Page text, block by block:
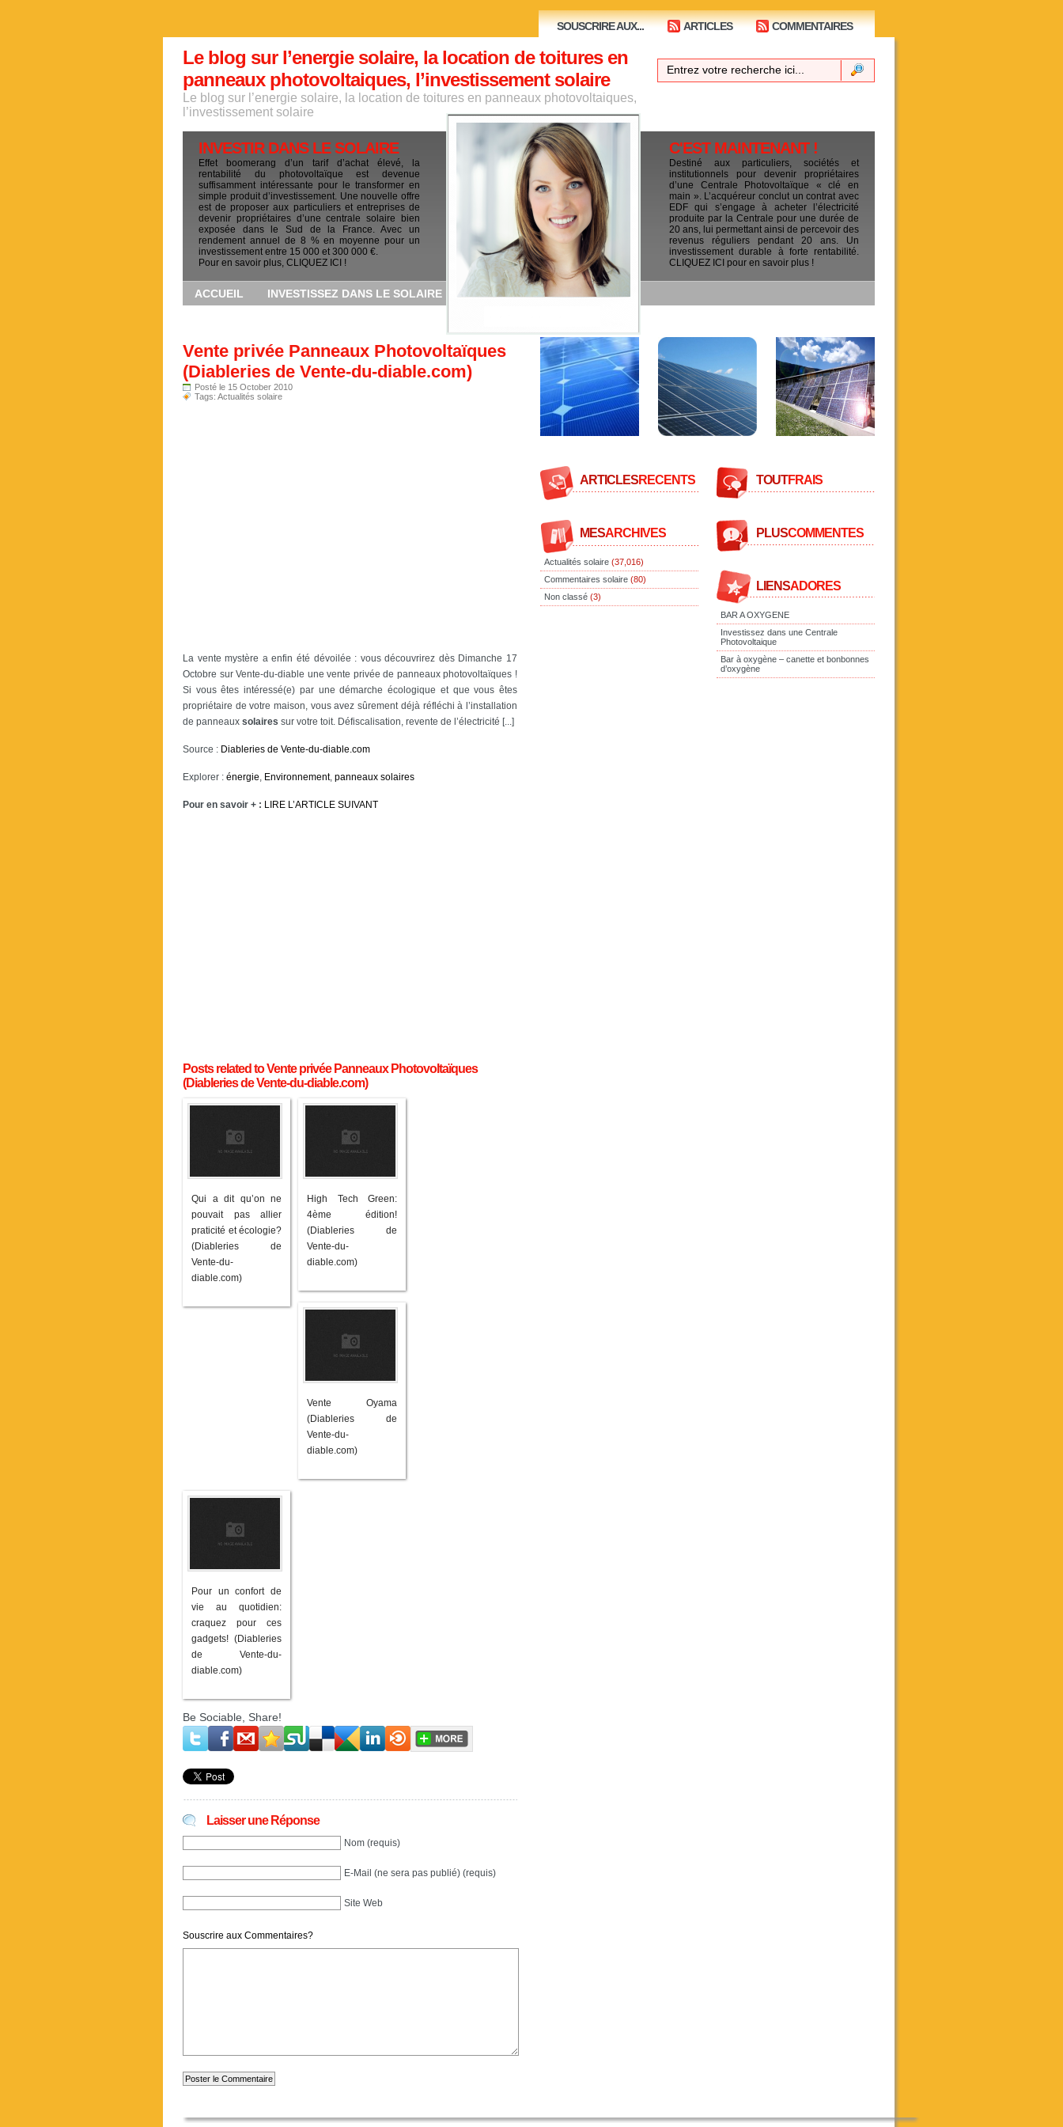
SOUSCRIRE AUX... ARTICLES COMMENTAIRES
Le blog sur l’energie solaire, la location de toitures en
panneaux photovoltaiques, l’investissement solaire
Le blog sur l’energie solaire, la location de toitures en panneaux photovoltaiques,
l’investissement solaire
INVESTIR DANS LE SOLAIRE
Effet boomerang d’un tarif d’achat élevé, la
rentabilité du photovoltaïque est devenue
suffisamment intéressante pour le transformer en
simple produit d’investissement. Une nouvelle offre
est de proposer aux particuliers et entreprises de
devenir propriétaires d’une centrale solaire bien
exposée dans le Sud de la France. Avec un
rendement annuel de 8 % en moyenne pour un
investissement entre 15 000 et 300 000 €.
Pour en savoir plus, CLIQUEZ ICI !
ACCUEIL INVESTISSEZ DANS LE SOLAIRE
C'EST MAINTENANT !
Destiné aux particuliers, sociétés et
institutionnels pour devenir propriétaires
d’une Centrale Photovoltaïque « clé en
main ». L’acquéreur conclut un contrat avec
EDF qui s’engage à acheter l’électricité
produite par la Centrale pour une durée de
20 ans, lui permettant ainsi de percevoir des
revenus réguliers pendant 20 ans. Un
investissement durable à forte rentabilité.
CLIQUEZ ICI pour en savoir plus !
Vente privée Panneaux Photovoltaïques
(Diableries de Vente-du-diable.com)
Posté le 15 October 2010
Tags: Actualités solaire
La vente mystère a enfin été dévoilée : vous découvrirez dès Dimanche 17
Octobre sur Vente-du-diable une vente privée de panneaux photovoltaïques !
Si vous êtes intéressé(e) par une démarche écologique et que vous êtes
propriétaire de votre maison, vous avez sûrement déjà réfléchi à l’installation
de panneaux solaires sur votre toit. Défiscalisation, revente de l’électricité [...]
Source : Diableries de Vente-du-diable.com
Explorer : énergie, Environnement, panneaux solaires
Pour en savoir + : LIRE L’ARTICLE SUIVANT
Posts related to Vente privée Panneaux Photovoltaïques
(Diableries de Vente-du-diable.com)
Qui a dit qu’on ne
pouvait pas allier
praticité et écologie?
(Diableries de
Vente-du-
diable.com)
High Tech Green:
4ème édition!
(Diableries de
Vente-du-
diable.com)
Vente Oyama
(Diableries de
Vente-du-
diable.com)
Pour un confort de
vie au quotidien:
craquez pour ces
gadgets! (Diableries
de Vente-du-
diable.com)
Be Sociable, Share!
Laisser une Réponse
Nom (requis)
E-Mail (ne sera pas publié) (requis)
Site Web
Souscrire aux Commentaires?
ARTICLESRECENTS
MESARCHIVES
Actualités solaire (37,016)
Commentaires solaire (80)
Non classé (3)
TOUTFRAIS
PLUSCOMMENTES
LIENSADORES
BAR A OXYGENE
Investissez dans une Centrale
Photovoltaique
Bar à oxygène – canette et bonbonnes
d’oxygène